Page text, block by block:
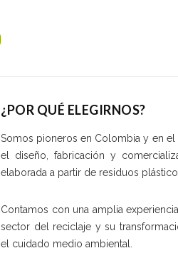
¿POR QUÉ ELEGIRNOS?
Somos pioneros en Colombia y en el
el diseño, fabricación y
elaborada a partir de residuos
Contamos con una amplia
sector del reciclaje y su
el cuidado medio ambiental.